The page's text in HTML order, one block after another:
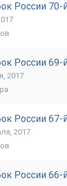
России 70-
России 69-
2017
России 67-
2017
России 66-